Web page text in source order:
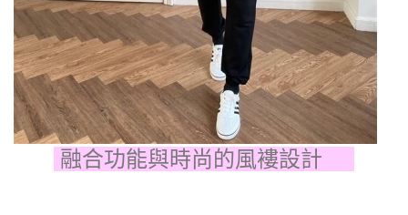
融合功能與時尚的風褸設計